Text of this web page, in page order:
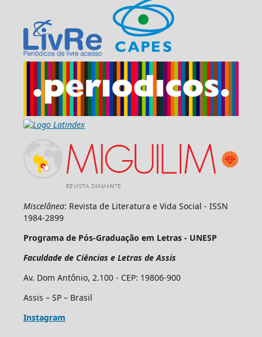
Miscelânea: Revista de Literatura e Vida Social - ISSN
1984-2899
Programa de Pós-Graduação em Letras - UNESP
Faculdade de Ciências e Letras de Assis
Av. Dom Antônio, 2.100 - CEP: 19806-900
Assis – SP – Brasil
Instagram